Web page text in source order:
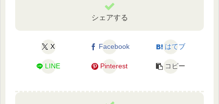
シェアする
X Facebook はてブ
LINE Pinterest コピー